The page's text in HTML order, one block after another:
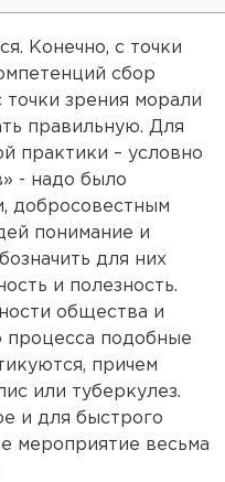
Конечно, с точки
сбор
зрения морали
правильную. Для
практики – условно
- надо было
добросовестным
понимание и
для них
и полезность.
общества и
процесса подобные
причем
или туберкулез.
и для быстрого
мероприятие весьма